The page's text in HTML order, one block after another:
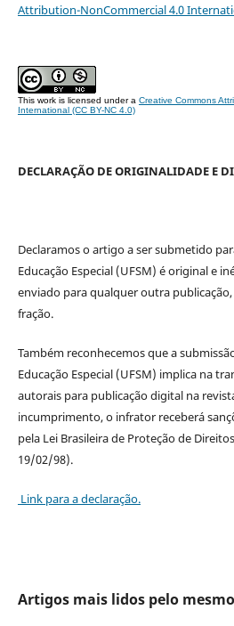
Attribution-NonCommercial 4.0
This work is licensed under a Creative Commons
International (CC BY-NC 4.0)
DECLARAÇÃO DE ORIGINALIDADE E
Declaramos o artigo a ser submetido
Educação Especial (UFSM) é original e
enviado para qualquer outra
fração.
Também reconhecemos que a
Educação Especial (UFSM) implica na
autorais para publicação digital na
incumprimento, o infrator receberá
pela Lei Brasileira de Proteção de
19/02/98).
Link para a declaração.
Artigos mais lidos pelo